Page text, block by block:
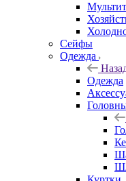
Сейфы
Одежда
Одежда